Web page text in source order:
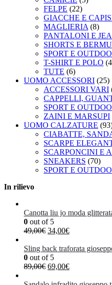
FELPE (22)
GIACCHE E
MAGLIERIA (8)
PANTALONI E
SHORTS E
SPORT E
T-SHIRT E POLO
TUTE (6)
UOMO ACCESSORI (25)
ACCESSORI VARI
CAPPELLI,
SPORT E
ZAINI E MARSUPI
UOMO CALZATURE
CIABATTE,
SCARPE
SCARPONCINI E
SNEAKERS (70)
SPORT E
In rilievo
Canotta liu jo moda
0 out of 5
49,00€ Il
originale
era:
49,00€.
34,00€Il
attuale
34,00€.
Sling back traforata
0 out of 5
89,00€ Il
69,00€Il